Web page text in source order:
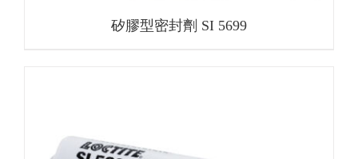
矽膠型密封劑 SI 5699